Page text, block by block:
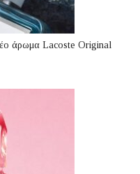
άρωμα Lacoste Original